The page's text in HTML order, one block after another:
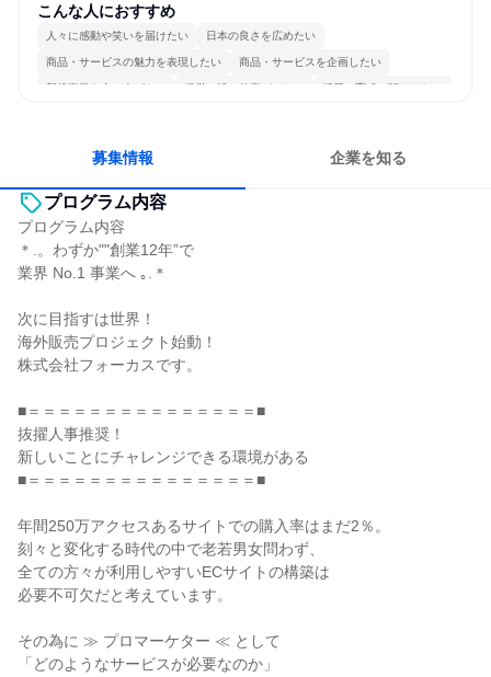
こんな人におすすめ
人々に感動や笑いを届けたい 日本の良さを広めたい
商品・サービスの魅力を表現したい 商品・サービスを企画したい
新規事業を立ち上げたい 経営に近い仕事がしたい 採用・育成に関わりたい
募集情報 企業を知る
プログラム内容
プログラム内容
＊.。わずか""創業12年”で
業界 No.1 事業へ ｡.＊
次に目指すは世界！
海外販売プロジェクト始動！
株式会社フォーカスです。
■＝＝＝＝＝＝＝＝＝＝＝＝＝＝＝■
抜擢人事推奨！
新しいことにチャレンジできる環境がある
■＝＝＝＝＝＝＝＝＝＝＝＝＝＝＝■
年間250万アクセスあるサイトでの購入率はまだ2％。
刻々と変化する時代の中で老若男女問わず、
全ての方々が利用しやすいECサイトの構築は
必要不可欠だと考えています。
その為に ≫ プロマーケター ≪ として
「どのようなサービスが必要なのか」